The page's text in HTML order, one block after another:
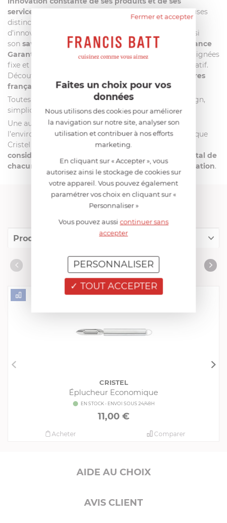
services.
Au fil des années, Cristel a reçu de nombreuses
distinctions récompensant notamment sa politique
d’innovation, la qualité de sa relation client, mais aussi
son savoir-faire 100% français. Le label
« Origine France
Garantie »
obtenue fin 2012 pour ses collections à poignées
fixe et amovible en est le témoignage le plus significatif.
Découvrez l’
d’articles culinaires
français
Toutes les collections Cristel offrent ergonomie, design,
simplicité d’utilisation, et technicité.
Une autre valeur essentielle de la marque :
l’environnement.Depuis plus de 20 ansdéjà, la marque
Cristel met
un point d’honneur à prendre en
considération et respecter l’impact environnemental de
chacun de ses produits de la conception à la réalisation.
FRANCIS BATT RECOMMANDE
Produits conseillés
Consommables complémentaires
Livres de cuisine
PRODUITS CONSEILLÉS
CRISTEL
Éplucheur Economique
EN STOCK - ENVOI SOUS 24/48H
11,00 €
Comparer
Acheter
AIDE AU CHOIX
AVIS CLIENT
Fermer et accepter
Faites un choix pour vos
données
Nous utilisons des cookies pour améliorer
la navigation sur notre site, analyser son
utilisation et contribuer à nos efforts
marketing.
En cliquant sur « Accepter », vous
autorisez ainsi le stockage de cookies sur
votre appareil. Vous pouvez également
paramétrer vos choix en cliquant sur «
Personnaliser »
Vous pouvez aussicontinuer sans
accepter
TOUT ACCEPTER
PERSONNALISER